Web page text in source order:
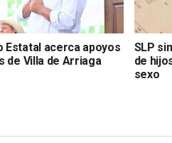
Estatal acerca apoyos
de Villa de Arriaga
SLP
de
sexo